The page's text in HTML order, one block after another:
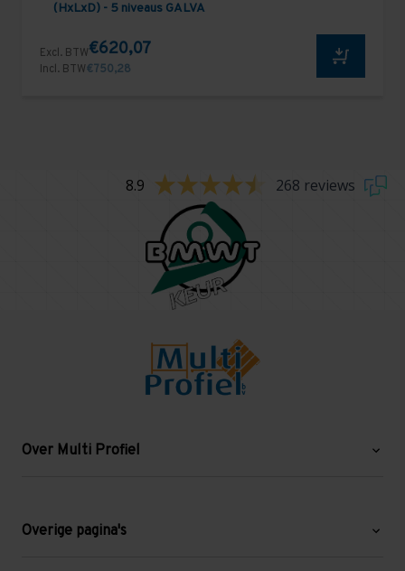
(HxLxD) - 5 niveaus GALVA
Excl. BTW€620,07
Incl. BTW€750,28
8.9 268 reviews
Over Multi Profiel
Blog
Overige pagina's